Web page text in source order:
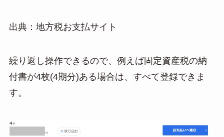
出典：地方税お支払サイト
繰り返し操作できるので、例えば固定資産税の納
付書が4枚(4期分)ある場合は、すべて登録できま
す。